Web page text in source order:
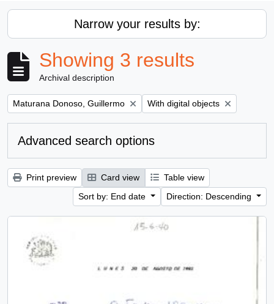
Narrow your results by:
Showing 3 results
Archival description
Remove filter:
Maturana Donoso, Guillermo Remove filter:
With digital objects
Advanced search options
Print preview Card view
Table view
Sort by: End date
Direction: Descending